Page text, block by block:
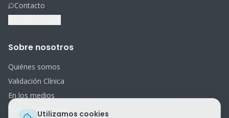
Utilizamos cookies
Contacto
Sobre nosotros
Quiénes somos
Validación Clínica
En los medios
Súmate al cambio